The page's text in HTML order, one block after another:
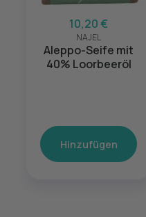
10,20 €
NAJEL
Aleppo-Seife mit
40% Loorbeeröl
Hinzufügen